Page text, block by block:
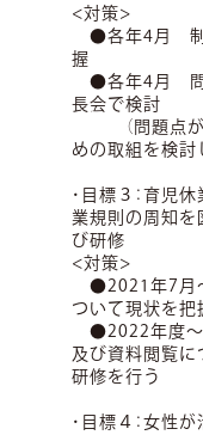
<対策>
●各年4月 制
握
●各年4月 問
長会で検討
（問題点があ
めの取組を検討
・目標３：育児
業規則の周知を
び研修
<対策>
●2021年7月
ついて現状を把
●2022年度～
及び資料閲覧に
研修を行う
・目標４：女性